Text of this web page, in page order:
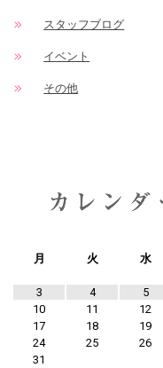
スタッフブログ
イベント
その他
月
火 水
3
4 5
10
11 12
17
18 19
24
25 26
31